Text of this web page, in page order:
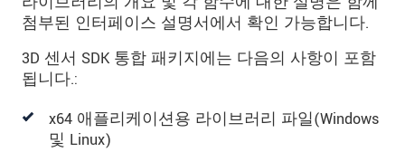
첨부된 인터페이스 설명서에서 확인 가능합니다.
3D 센서 SDK 통합 패키지에는 다음의 사항이 포함
됩니다.:
x64 애플리케이션용 라이브러리 파일(Windows
및 Linux)